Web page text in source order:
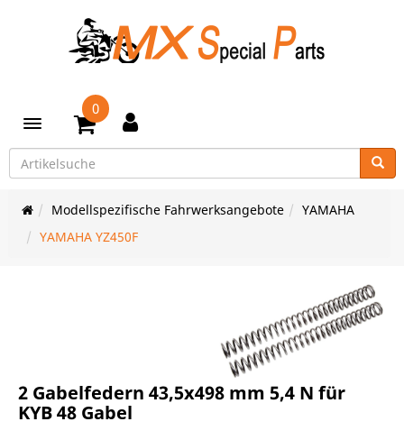
Toggle navigation
0
Modellspezifische Fahrwerksangebote
YAMAHA
YAMAHA YZ450F
2 Gabelfedern 43,5x498 mm 5,4 N für
KYB 48 Gabel